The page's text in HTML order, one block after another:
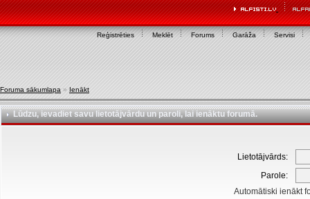
Reģistrēties Meklēt Forums Garāža Servisi
Foruma sākumlapa » Ienākt
Lūdzu, ievadiet savu lietotājvārdu un paroli, lai ienāktu forumā.
Lietotājvārds:
Parole:
Automātiski ienākt